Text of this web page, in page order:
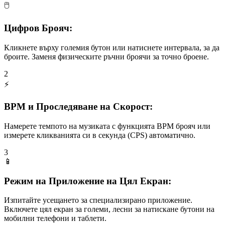
🖱️
Цифров Брояч:
Кликнете върху големия бутон или натиснете интервала, за да
броите. Заменя физическите ръчни броячи за точно броене.
2
⚡
BPM и Проследяване на Скорост:
Намерете темпото на музиката с функцията BPM брояч или
измерете кликванията си в секунда (CPS) автоматично.
3
📱
Режим на Приложение на Цял Екран:
Изпитайте усещането за специализирано приложение.
Включете цял екран за големи, лесни за натискане бутони на
мобилни телефони и таблети.